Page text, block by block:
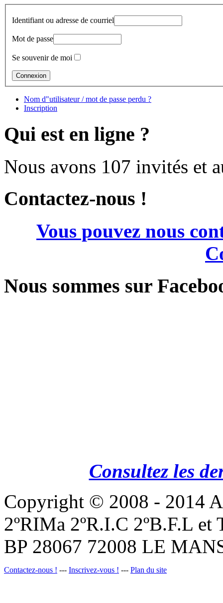
Identifiant ou adresse de courriel
Mot de passe
Se souvenir de moi
Nom d"utilisateur / mot de passe perdu ?
Inscription
Qui est en ligne ?
Nous avons 107 invités et
Contactez-nous !
Vous pouvez nous
Nous sommes sur
Consultez les
Copyright © 2008 - 2014
2ºRIMa 2ºR.I.C 2ºB.F.L
BP 28067 72008 LE
Contactez-nous ! --- Inscrivez-vous ! --- Plan du site